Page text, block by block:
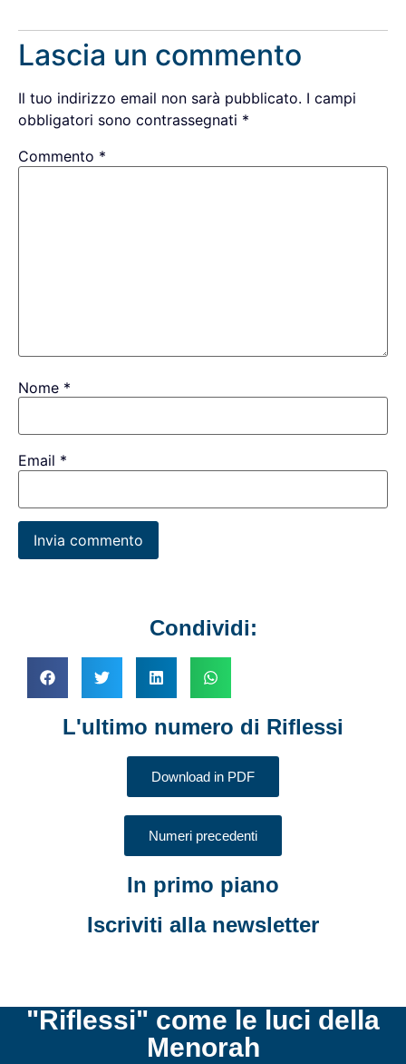
Lascia un commento
Il tuo indirizzo email non sarà pubblicato. I campi
obbligatori sono contrassegnati *
Commento *
Nome *
Email *
Condividi:
L'ultimo numero di Riflessi
Download in PDF
Numeri precedenti
In primo piano
Iscriviti alla newsletter
"Riflessi" come le luci della
Menorah